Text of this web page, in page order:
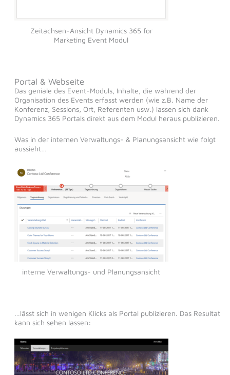
Zeitachsen-Ansicht Dynamics 365 for
Marketing Event Modul
Portal & Webseite
Das geniale des Event-Moduls, Inhalte, die während der
Organisation des Events erfasst werden (wie z.B. Name der
Konferenz, Sessions, Ort, Referenten usw.) lassen sich dank
Dynamics 365 Portals direkt aus dem Modul heraus publizieren.
Was in der internen Verwaltungs- & Planungsansicht wie folgt
aussieht…
interne Verwaltungs- und Planungsansicht
…lässt sich in wenigen Klicks als Portal publizieren. Das Resultat
kann sich sehen lassen: